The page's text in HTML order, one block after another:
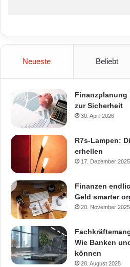
Neueste Beliebt
Finanzplanung
zur Sicherheit
30. April 2026
R7s-Lampen:
erhellen
17. Dezember 2025
Finanzen
Geld smarter
20. November 2025
Wie Banken
können
28. August 2025